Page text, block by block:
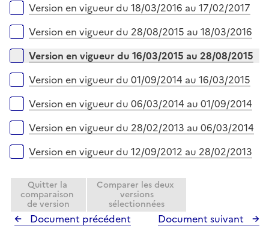
Version en vigueur du 18/03/2016 au 17/02/2017
Version en vigueur du 28/08/2015 au 18/03/2016
Version en vigueur du 16/03/2015 au 28/08/2015
Version en vigueur du 01/09/2014 au 16/03/2015
Version en vigueur du 06/03/2014 au 01/09/2014
Version en vigueur du 28/02/2013 au 06/03/2014
Version en vigueur du 12/09/2012 au 28/02/2013
Quitter la
comparaison
de version
Comparer les deux
versions
sélectionnées
Document précédent Document suivant